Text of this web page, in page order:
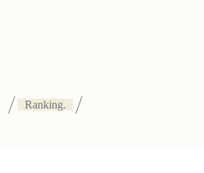
Ranking.